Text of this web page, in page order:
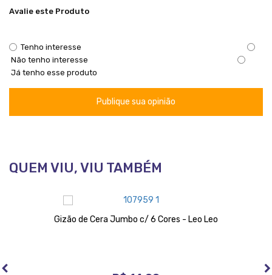
Avalie este Produto
Tenho interesse
Não tenho interesse
Já tenho esse produto
Publique sua opinião
QUEM VIU, VIU TAMBÉM
Gizão de Cera Jumbo c/ 6 Cores - Leo Leo